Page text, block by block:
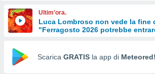
Web
Ultim'ora.
Luca Lombroso non vede la fine
"Ferragosto 2026 potrebbe
Scarica GRATIS la app di Meteored!